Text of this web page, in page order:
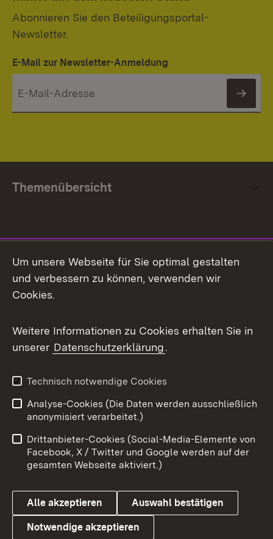
Abonnieren Sie den Beteiligungsportal-
Newsletter.
E-Mail zur Newsletter-Anmeldung
Themenübersicht
Facebook
X / Twitter
Youtube
Link zum Landesportal
Impressum
Kontakt
Barrierefreiheit
Datenschutz
Cookies
Um unsere Webseite für Sie optimal gestalten
und verbessern zu können, verwenden wir
Cookies.
Weitere Informationen zu Cookies erhalten Sie in
unserer Datenschutzerklärung.
Technisch notwendige Cookies
Analyse-Cookies (Die Daten werden ausschließlich
anonymisiert verarbeitet.)
Drittanbieter-Cookies (Social-Media-Elemente von
Facebook, X / Twitter und Google werden auf der
gesamten Webseite aktiviert.)
Alle akzeptieren Auswahl bestätigen
Notwendige akzeptieren